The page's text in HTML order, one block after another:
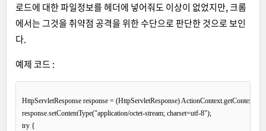
로드에 대한 파일정보를 헤더에 넣어줘도 이상이 없었지만, 크롬
에서는 그것을 취약점 공격을 위한 수단으로 판단한 것으로 보인
다.
예제 코드 :
HttpServletResponse response = (HttpServletResponse)
response.setContentType("application/octet-stream; charset=utf-8");
try {